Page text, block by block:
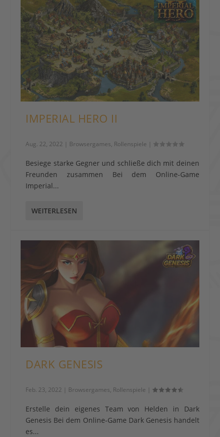
IMPERIAL HERO II
Aug. 22, 2022 | Browsergames, Rollenspiele |
Besiege starke Gegner und schließe dich mit deinen
Freunden zusammen Bei dem Online-Game
Imperial...
WEITERLESEN
DARK GENESIS
Feb. 23, 2022 | Browsergames, Rollenspiele |
Erstelle dein eigenes Team von Helden in Dark
Genesis Bei dem Online-Game Dark Genesis handelt
es...